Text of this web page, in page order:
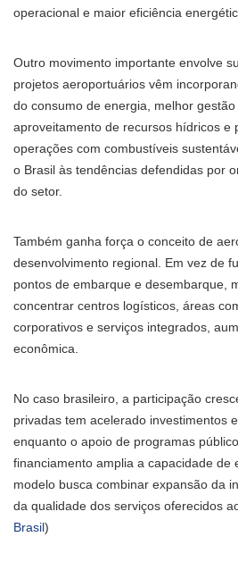
operacional e maior eficiência
Outro movimento importante envolve
projetos aeroportuários vêm
do consumo de energia, melhor gestão
aproveitamento de recursos hídricos e
operações com combustíveis
o Brasil às tendências defendidas por
do setor.
Também ganha força o conceito de
desenvolvimento regional. Em vez de
pontos de embarque e desembarque,
concentrar centros logísticos, áreas
corporativos e serviços integrados,
econômica.
No caso brasileiro, a participação
privadas tem acelerado investimentos
enquanto o apoio de programas
financiamento amplia a capacidade de
modelo busca combinar expansão da
da qualidade dos serviços oferecidos
Brasil)